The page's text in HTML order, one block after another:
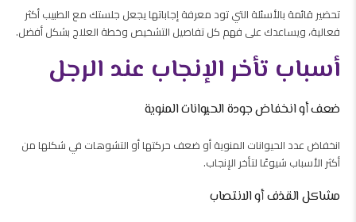
تحضير قائمة بالأسئلة التي تود معرفة إجاباتها يجعل جلستك مع الطبيب أكثر
فعالية، ويساعدك على فهم كل تفاصيل التشخيص وخطة العلاج بشكل أفضل.
أسباب تأخر الإنجاب عند الرجل
ضعف أو انخفاض جودة الحيوانات المنوية
انخفاض عدد الحيوانات المنوية أو ضعف حركتها أو التشوهات في شكلها من
أكثر الأسباب شيوعًا لتأخر الإنجاب.
مشاكل القذف أو الانتصاب